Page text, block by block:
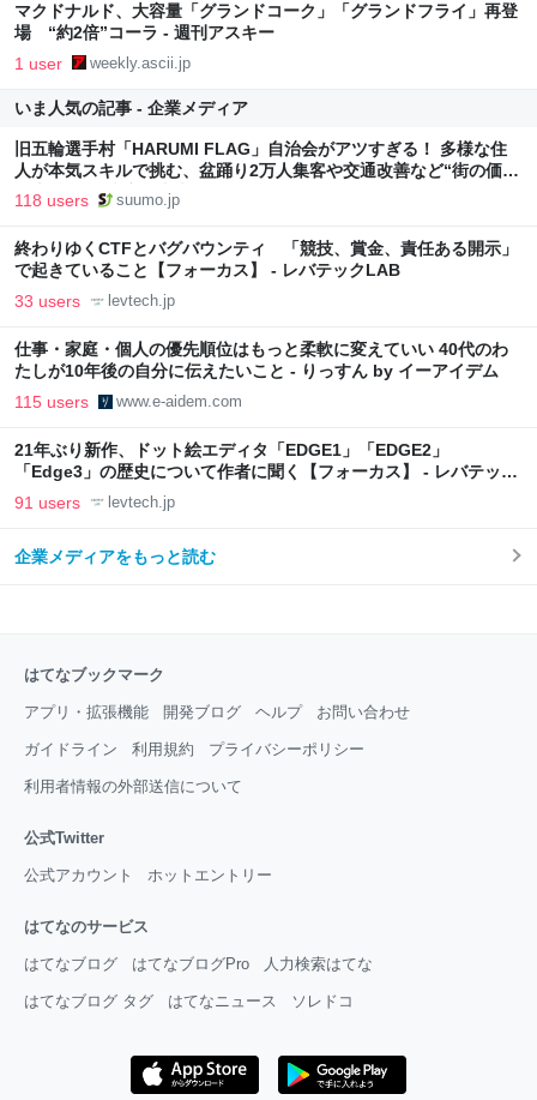
マクドナルド、大容量「グランドコーク」「グランドフライ」再登
場 “約2倍”コーラ - 週刊アスキー
1 user weekly.ascii.jp
いま人気の記事 - 企業メディア
旧五輪選手村「HARUMI FLAG」自治会がアツすぎる！ 多様な住
人が本気スキルで挑む、盆踊り2万人集客や交通改善など“街の価値
向上”戦略 東京・中央区
118 users suumo.jp
終わりゆくCTFとバグバウンティ 「競技、賞金、責任ある開示」
で起きていること【フォーカス】 - レバテックLAB
33 users levtech.jp
仕事・家庭・個人の優先順位はもっと柔軟に変えていい 40代のわ
たしが10年後の自分に伝えたいこと - りっすん by イーアイデム
115 users www.e-aidem.com
21年ぶり新作、ドット絵エディタ「EDGE1」「EDGE2」
「Edge3」の歴史について作者に聞く【フォーカス】 - レバテック
LAB
91 users levtech.jp
企業メディアをもっと読む
はてなブックマーク
アプリ・拡張機能 開発ブログ ヘルプ お問い合わせ
ガイドライン 利用規約 プライバシーポリシー
利用者情報の外部送信について
公式Twitter
公式アカウント ホットエントリー
はてなのサービス
はてなブログ はてなブログPro 人力検索はてな
はてなブログ タグ はてなニュース ソレドコ